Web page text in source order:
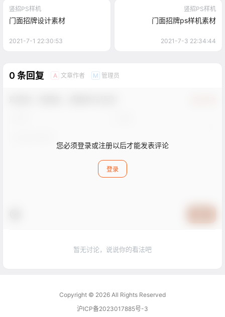
竖招PS样机
门面招牌设计素材
2021-7-1 22:30:53
竖招PS样机
门面招牌ps样机素材
2021-7-3 22:34:44
0 条回复 A 文章作者 M 管理员
您必须登录或注册以后才能发表评论
登录
暂无讨论，说说你的看法吧
Copyright © 2026 All Rights Reserved
沪ICP备2023017885号-3